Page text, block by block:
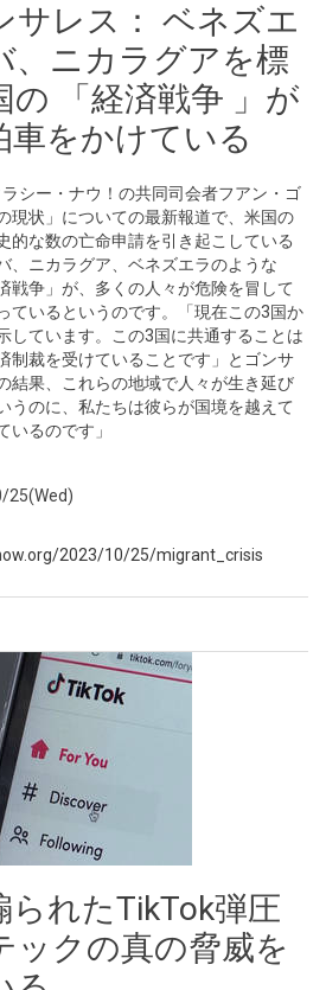
サレス： ベネズエ
、ニカラグアを標
の 「経済戦争 」が
車をかけている
シー・ナウ！の共同司会者フアン・ゴ
現状」についての最新報道で、米国の
的な数の亡命申請を引き起こしている
、ニカラグア、ベネズエラのような
戦争」が、多くの人々が危険を冒して
ているというのです。「現在この3国か
しています。この3国に共通することは
制裁を受けていることです」とゴンサ
結果、これらの地域で人々が生き延び
うのに、私たちは彼らが国境を越えて
いるのです」
25(Wed)
2023/10/25/migrant_crisis
られたTikTok弾圧
ックの真の脅威を